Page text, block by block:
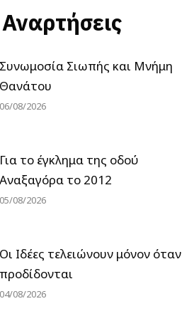
Συνωμοσία Σιωπής και Μνήμη
Θανάτου
06/08/2026
Για το έγκλημα της οδού
Αναξαγόρα το 2012
05/08/2026
Οι Ιδέες τελειώνουν μόνον όταν
προδίδονται
04/08/2026